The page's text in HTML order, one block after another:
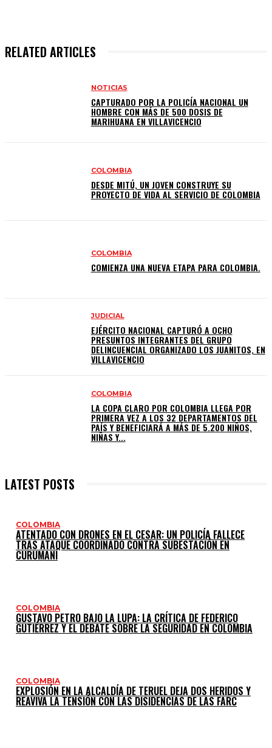
RELATED ARTICLES
NOTICIAS
CAPTURADO POR LA POLICÍA NACIONAL UN
HOMBRE CON MÁS DE 500 DOSIS DE
MARIHUANA EN VILLAVICENCIO
COLOMBIA
DESDE MITÚ, UN JOVEN CONSTRUYE SU
PROYECTO DE VIDA AL SERVICIO DE COLOMBIA
COLOMBIA
COMIENZA UNA NUEVA ETAPA PARA COLOMBIA.
JUDICIAL
EJÉRCITO NACIONAL CAPTURÓ A OCHO
PRESUNTOS INTEGRANTES DEL GRUPO
DELINCUENCIAL ORGANIZADO LOS JUANITOS, EN
VILLAVICENCIO
COLOMBIA
LA COPA CLARO POR COLOMBIA LLEGA POR
PRIMERA VEZ A LOS 32 DEPARTAMENTOS DEL
PAÍS Y BENEFICIARÁ A MÁS DE 5.200 NIÑOS,
NIÑAS Y...
LATEST POSTS
COLOMBIA
ATENTADO CON DRONES EN EL CESAR: UN POLICÍA FALLECE
TRAS ATAQUE COORDINADO CONTRA SUBESTACIÓN EN
CURUMANÍ
COLOMBIA
GUSTAVO PETRO BAJO LA LUPA: LA CRÍTICA DE FEDERICO
GUTIÉRREZ Y EL DEBATE SOBRE LA SEGURIDAD EN COLOMBIA
COLOMBIA
EXPLOSIÓN EN LA ALCALDÍA DE TERUEL DEJA DOS HERIDOS Y
REAVIVA LA TENSIÓN CON LAS DISIDENCIAS DE LAS FARC